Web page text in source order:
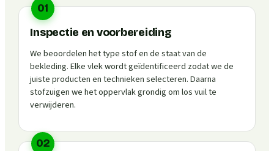
01
Inspectie en voorbereiding
We beoordelen het type stof en de staat van de
bekleding. Elke vlek wordt geïdentificeerd zodat we de
juiste producten en technieken selecteren. Daarna
stofzuigen we het oppervlak grondig om los vuil te
verwijderen.
02